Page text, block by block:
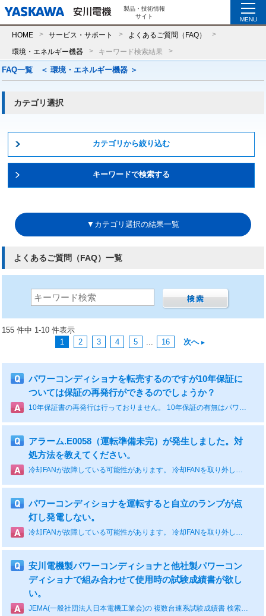
製品・技術情報
サイト
MENU
HOME サービス・サポート よくあるご質問（FAQ）
環境・エネルギー機器 キーワード検索結果
FAQ一覧 ＜ 環境・エネルギー機器 ＞
カテゴリ選択
カテゴリから絞り込む
キーワードで検索する
▼カテゴリ選択の結果一覧
よくあるご質問（FAQ）一覧
155 件中 1-10 件表示
1
2 3 4 5 ... 16 次へ
パワーコンディショナを転売するのですが10年保証に
ついては保証の再発行ができるのでしょうか？
10年保証書の再発行は行っておりません。 10年保証の有無はパワーコンディショナ本体の扉内側に加入を表すシールが貼られていますので再発行は不要となります。
アラーム.E0058（運転準備未完）が発生しました。対
処方法を教えてください。
冷却FANが故障している可能性があります。 冷却FANを取り外した状態（冷却FANのコネクタを外した状態）で、パワーコンディショナの運転ができるか確認してください。 パワーコンディショナの運転ができる場合、冷却FANを交換してください。 ※冷却FANを取り外す際は、ブレーカーをMCCB1 → MCCB2の順番にOFFし、5分以上経過した後に作業してください。
パワーコンディショナを運転すると自立のランプが点
灯し発電しない。
冷却FANが故障している可能性があります。 冷却FANを取り外した状態（冷却FANのコネクタを外した状態）で、パワーコンディショナの運転ができるか確認してください。 パワーコンディショナの運転ができる場合、冷却FANを交換してください。 ※冷却FANを取り外す際は、ブレーカーをMCCB1 → MCCB2の順番にOFFし、5分以上経過した後に作業してください。
安川電機製パワーコンディショナと他社製パワーコン
ディショナで組み合わせて使用時の試験成績書が欲し
い。
JEMA(一般社団法人日本電機工業会)の 複数台連系試験成績書 検索システム にて確認することができます。 試験成績書検索システム をご利用ください。